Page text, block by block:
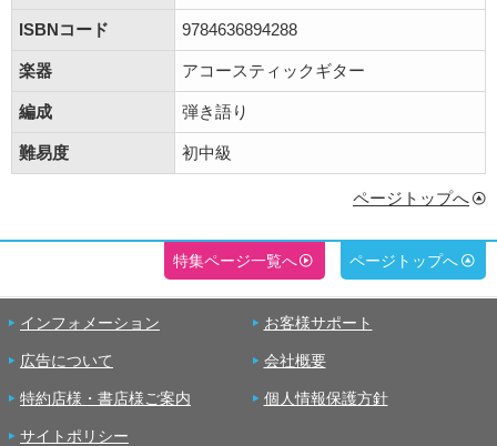
ISBNコード 9784636894288
楽器 アコースティックギター
編成 弾き語り
難易度 初中級
ページトップへ
特集ページ一覧へ ページトップへ
インフォメーション お客様サポート
広告について 会社概要
特約店様・書店様ご案内 個人情報保護方針
サイトポリシー